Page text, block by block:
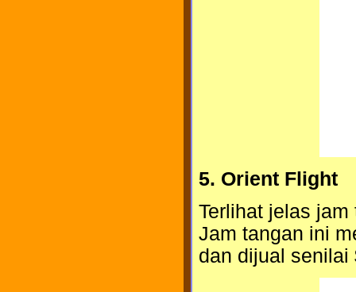
5. Orient Flight
Terlihat jelas
Jam tangan ini
dan dijual senilai